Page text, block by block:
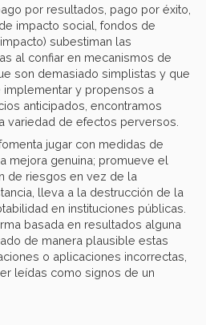
por resultados, pago por éxito,
impacto social, fondos de
subestiman las
al confiar en mecanismos de
son demasiado simplistas y que
y propensos a
anticipados, encontramos
variedad de efectos perversos.
jugar con medidas de
mejora genuina; promueve el
de riesgos en vez de la
lleva a la destrucción de la
en instituciones públicas.
basada en resultados alguna
de manera plausible estas
o aplicaciones incorrectas,
leídas como signos de un